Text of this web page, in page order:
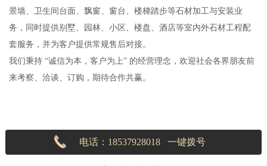
景墙、卫生间台面、飘窗、窗台、楼梯踏步等石材加工与安装业
务，同时提供别墅、园林、小区、楼盘、酒店等室内外石材工程配
套服务，并为客户提供常规售后对接。
我们秉持 “诚信为本，客户为上” 的经营理念，欢迎社会各界朋友前
来考察、洽谈、订购，期待合作共赢。
电话：18537928018 一键拨号